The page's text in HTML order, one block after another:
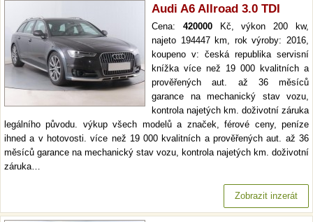
Audi A6 Allroad 3.0 TDI
Cena: 420000Kč, výkon 200 kw,
najeto 194447 km, rok výroby: 2016,
koupeno v: česká republika servisní
knížka více než 19 000 kvalitních a
prověřených aut. až 36 měsíců
garance na mechanický stav vozu,
kontrola najetých km. doživotní záruka
legálního původu. výkup všech modelů a značek, férové ceny, peníze
ihned a v hotovosti. více než 19 000 kvalitních a prověřených aut. až 36
měsíců garance na mechanický stav vozu, kontrola najetých km. doživotní
záruka…
Zobrazit inzerát